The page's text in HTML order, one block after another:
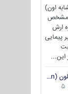
اون)
، مشخص
ارش
پیمایی
این...
جنگنده برتری هوایی سوخو-57 فلون (Su-57/Felon)